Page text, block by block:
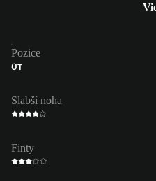
Pozice
ÚT
Slabší noha
Finty